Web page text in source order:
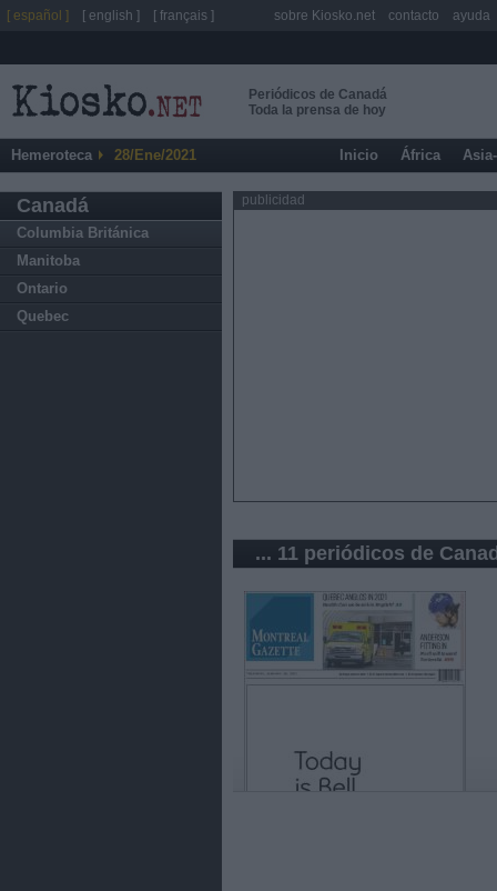
Periódicos de Canadá
Toda la prensa de hoy
Hemeroteca 28/Ene/2021 Inicio África
Canadá
Columbia Británica
Manitoba
Ontario
Quebec
publicidad
... 11 periódicos de
[ español ] [ english ] [ français ] sobre Kiosko.net contacto ayuda